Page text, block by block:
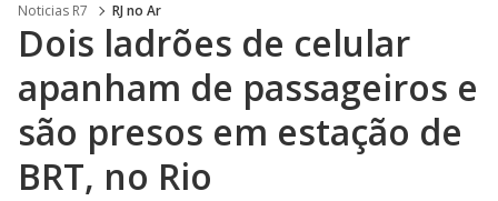
Noticias R7 RJ no Ar
Dois ladrões de celular
apanham de passageiros e
são presos em estação de
BRT, no Rio